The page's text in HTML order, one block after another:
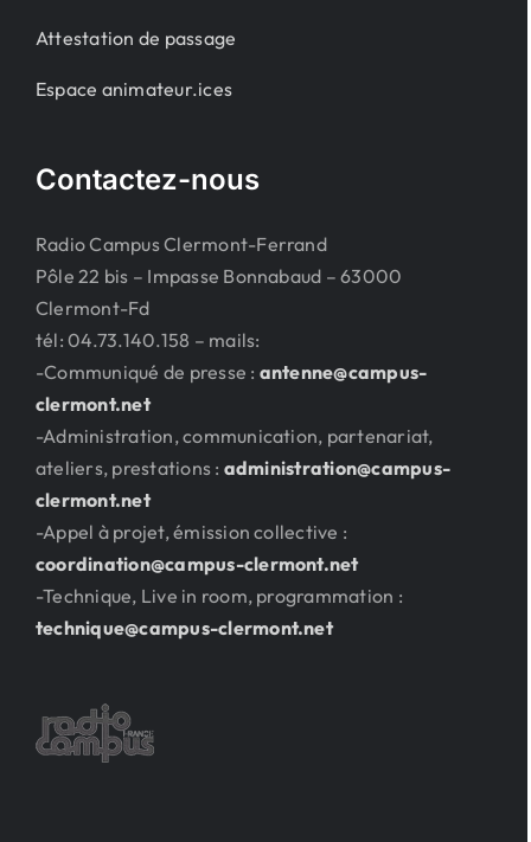
Attestation de passage
Espace animateur.ices
Contactez-nous
Radio Campus Clermont-Ferrand
Pôle 22 bis – Impasse Bonnabaud – 63000
Clermont-Fd
tél: 04.73.140.158 – mails:
-Communiqué de presse : antenne@campus-
clermont.net
-Administration, communication, partenariat,
ateliers, prestations : administration@campus-
clermont.net
-Appel à projet, émission collective :
coordination@campus-clermont.net
-Technique, Live in room, programmation :
technique@campus-clermont.net